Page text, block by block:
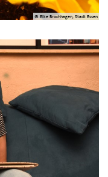
© Elke Brochhagen, Stadt Essen